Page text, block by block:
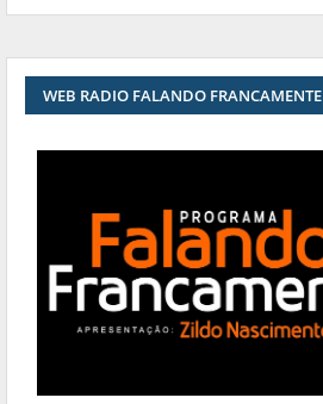
WEB RADIO FALANDO FRANCAMENTE